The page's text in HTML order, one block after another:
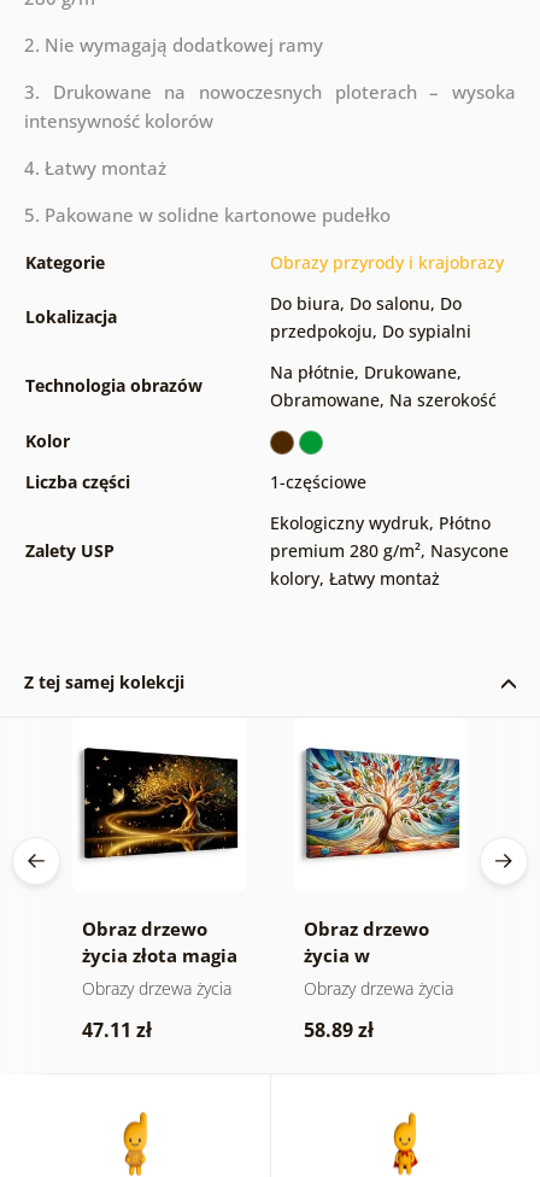
2. Nie wymagają dodatkowej ramy
3. Drukowane na nowoczesnych ploterach – wysoka
intensywność kolorów
4. Łatwy montaż
5. Pakowane w solidne kartonowe pudełko
Kategorie Obrazy przyrody i krajobrazy
Lokalizacja
Do biura, Do salonu, Do
przedpokoju, Do sypialni
Technologia obrazów
Na płótnie, Drukowane,
Obramowane, Na szerokość
Kolor
Liczba części
1-częściowe
Zalety USP
Ekologiczny wydruk, Płótno
premium 280 g/m², Nasycone
kolory, Łatwy montaż
Z tej samej kolekcji
Obraz drzewo
życia złota magia
Obrazy drzewa życia
47.11 zł
Obraz drzewo
życia w
kolorowym
Obrazy drzewa życia
58.89 zł